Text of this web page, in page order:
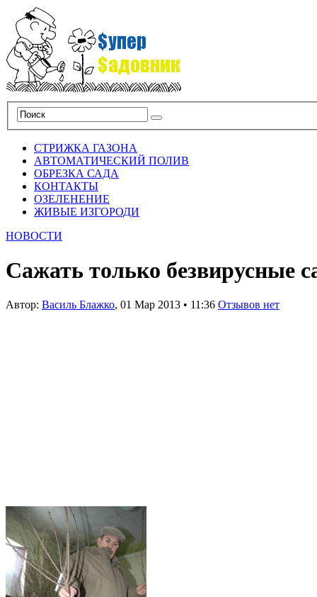
СТРИЖКА ГАЗОНА
АВТОМАТИЧЕСКИЙ ПОЛИВ
ОБРЕЗКА САДА
КОНТАКТЫ
ОЗЕЛЕНЕНИЕ
ЖИВЫЕ ИЗГОРОДИ
НОВОСТИ
Сажать только безвирусные
Автор: Василь Блажко, 01 Мар 2013 • 11:36 Отзывов нет